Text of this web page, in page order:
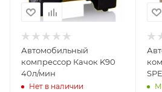
Автомобильный
компрессор Качок K90
40л/мин
Нет в наличии